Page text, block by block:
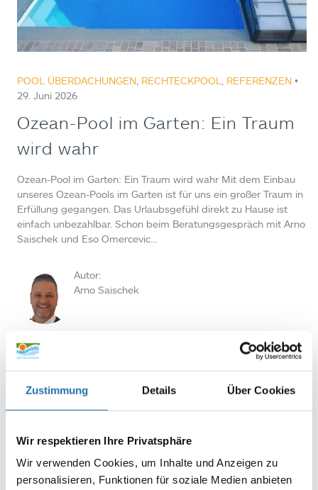
Zustimmung Details Über Cookies
Wir respektieren Ihre Privatsphäre
Wir verwenden Cookies, um Inhalte und Anzeigen zu
personalisieren, Funktionen für soziale Medien anbieten
POOL ÜBERDACHUNGEN RECHTECKPOOL REFERENZEN •
29. Juni 2026
Ozean-Pool im Garten: Ein Traum
wird wahr
Ozean-Pool im Garten: Ein Traum wird wahr Mit dem Einbau
unseres Ozean-Pools im Garten ist für uns ein großer Traum in
Erfüllung gegangen. Das Urlaubsgefühl direkt zu Hause ist
einfach unbezahlbar. Schon beim Beratungsgespräch mit Arno
Saischek und Eso Omercevic…
Autor:
Arno Saischek
POOL ÜBERDACHUNGEN • 17. Juni 2026
Mit unserer Poolabdeckung sind wir rundum
haben von Cranpool eine Poolabdeckung erhalten und sind
rundum zufrieden. Von der Beratung bis zur Umsetzung hat
alles super funktioniert. Besonders hervorheben möchten wir
die kompetente und freundliche Beratung durch Herrn Fraidl….